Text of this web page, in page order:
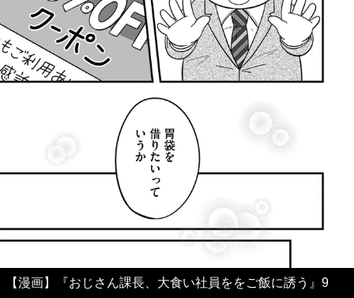
【漫画】『おじさん課長、大食い社員ををご飯に誘う』9